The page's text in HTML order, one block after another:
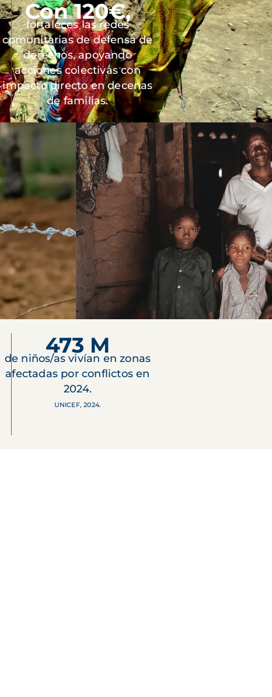
Con 120€,
fortaleces las redes
comunitarias de defensa de
derechos, apoyando
acciones colectivas con
impacto directo en decenas
de familias.
473 M
de niños/as vivían en zonas
afectadas por conflictos en
2024.
UNICEF, 2024.